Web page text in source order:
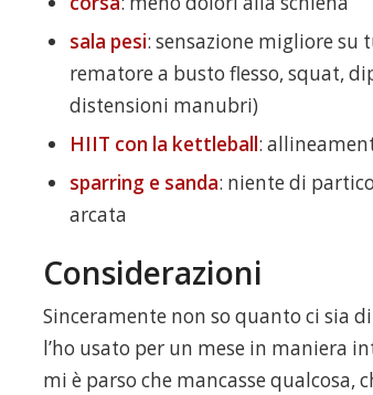
sala pesi: sensazione migliore su
rematore a busto flesso, squat,
distensioni manubri)
HIIT con la kettleball:
sparring e sanda: niente di
arcata
Considerazioni
Sinceramente non so quanto ci sia
l’ho usato per un mese in maniera
mi è parso che mancasse qualcosa,